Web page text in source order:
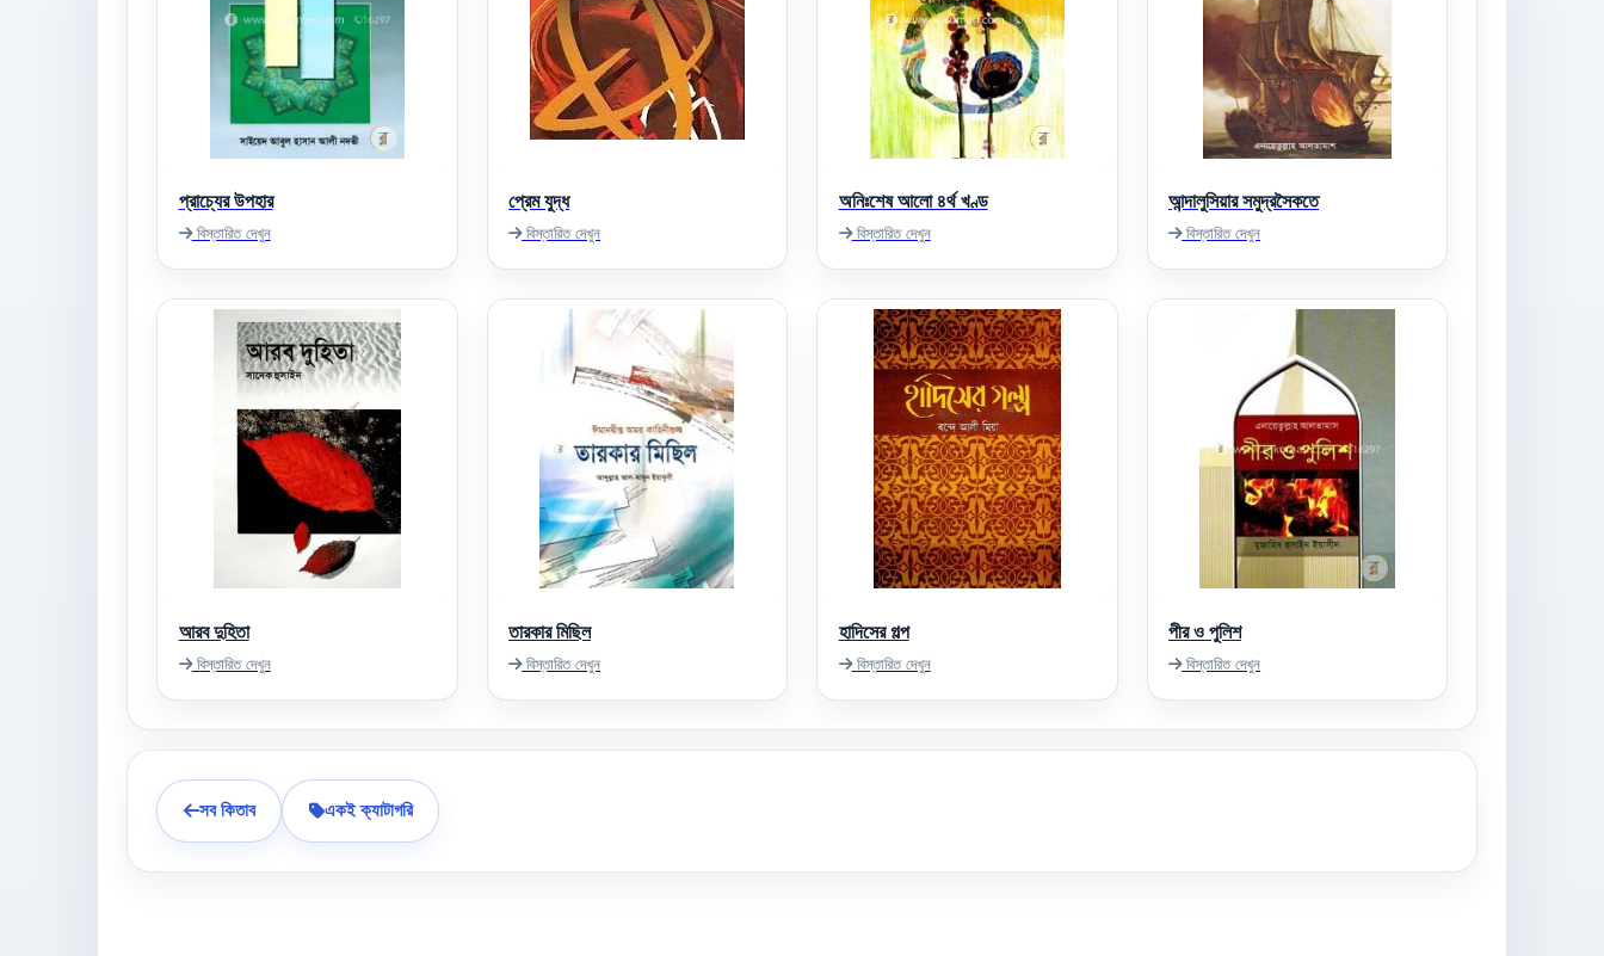
প্রাচ্যের উপহার
বিস্তারিত দেখুন
প্রেম যুদ্ধ
বিস্তারিত দেখুন
অনিঃশেষ আলো ৪র্থ খণ্ড
বিস্তারিত দেখুন
আন্দালুসিয়ার সমুদ্রসৈকতে
বিস্তারিত দেখুন
আরব দুহিতা
বিস্তারিত দেখুন
তারকার মিছিল
বিস্তারিত দেখুন
হাদিসের গল্প
বিস্তারিত দেখুন
পীর ও পুলিশ
বিস্তারিত দেখুন
সব কিতাব একই ক্যাটাগরি